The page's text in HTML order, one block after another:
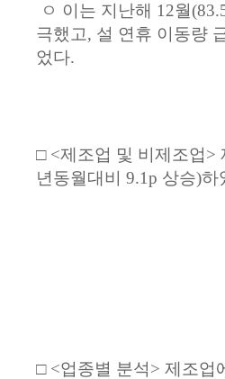
ㅇ 이는 지난해 12월
극했고, 설 연휴 이동량
었다.
□ <제조업 및 비제조업>
년동월대비
9.1p 상승)하
□ <업종별 분석> 제조업